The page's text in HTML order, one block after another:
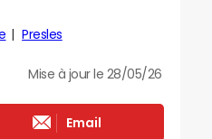
Presles
Mise à jour le 28/05/26
Email